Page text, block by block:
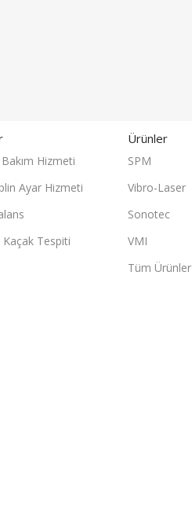
Hizmeti
Ayar Hizmeti
Tespiti
Ürünler
SPM
Vibro-Laser
Sonotec
VMI
Tüm Ürünler